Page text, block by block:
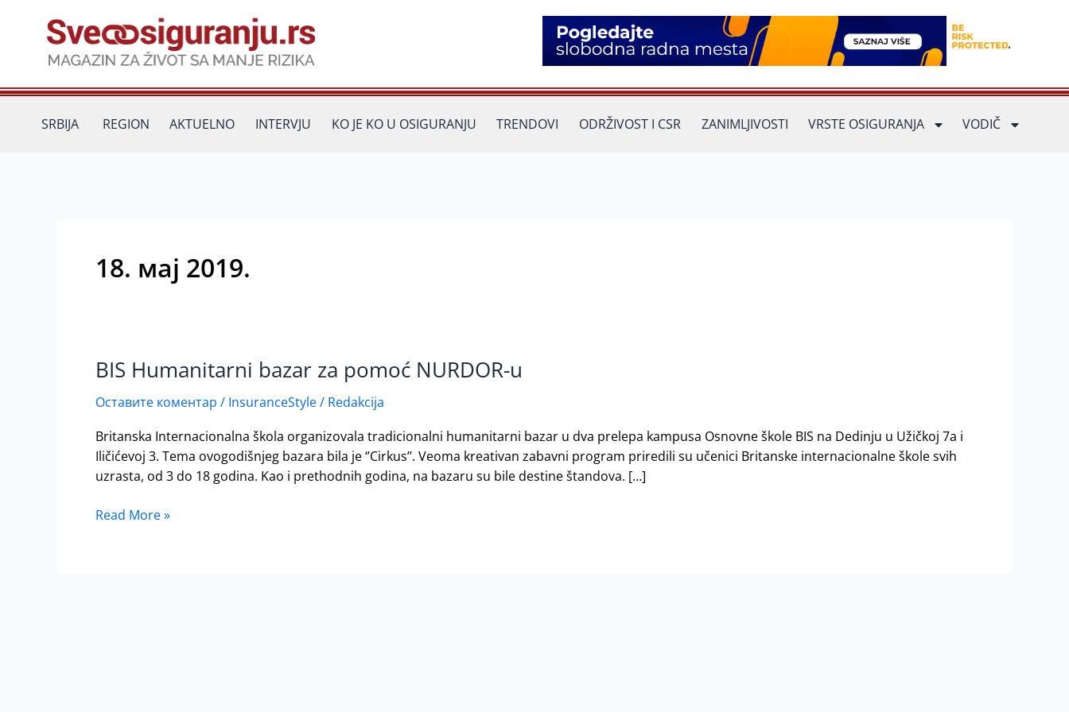
SRBIJA REGION AKTUELNO INTERVJU KO JE KO U OSIGURANJU TRENDOVI ODRŽIVOST I CSR ZANIMLJIVOSTI VRSTE OSIGURANJA VODIČ
18. мај 2019.
BIS Humanitarni bazar za pomoć NURDOR-u
Оставите коментар / InsuranceStyle/ Redakcija
Britanska Internacionalna škola organizovala tradicionalni humanitarni bazar u dva prelepa kampusa Osnovne škole BIS na Dedinju u Užičkoj 7a i
Iličićevoj 3. Tema ovogodišnjeg bazara bila je ‘’Cirkus’’. Veoma kreativan zabavni program priredili su učenici Britanske internacionalne škole svih
uzrasta, od 3 do 18 godina. Kao i prethodnih godina, na bazaru su bile destine štandova. […]
BIS
bazar
pomoć
NURDOR-
u
Read More »